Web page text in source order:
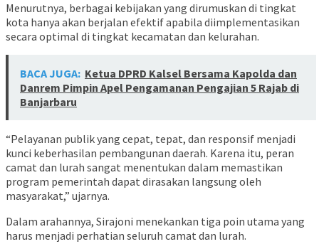
Menurutnya, berbagai kebijakan yang dirumuskan di tingkat
kota hanya akan berjalan efektif apabila diimplementasikan
secara optimal di tingkat kecamatan dan kelurahan.
BACA JUGA: Ketua DPRD Kalsel Bersama Kapolda dan
Danrem Pimpin Apel Pengamanan Pengajian 5 Rajab di
Banjarbaru
“Pelayanan publik yang cepat, tepat, dan responsif menjadi
kunci keberhasilan pembangunan daerah. Karena itu, peran
camat dan lurah sangat menentukan dalam memastikan
program pemerintah dapat dirasakan langsung oleh
masyarakat,” ujarnya.
Dalam arahannya, Sirajoni menekankan tiga poin utama yang
harus menjadi perhatian seluruh camat dan lurah.